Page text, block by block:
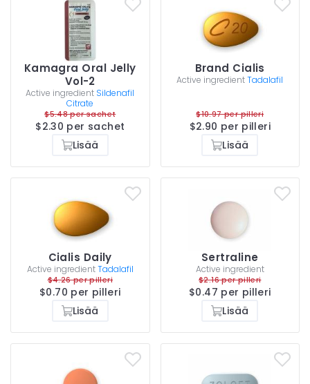
Kamagra Oral Jelly
Vol-2
Active ingredient Sildenafil
Citrate
$5.48 per sachet
$2.30 per sachet
Lisää
Brand Cialis
Active ingredientTadalafil
$10.97 per pilleri
$2.90 per pilleri
Lisää
Cialis Daily
Active ingredientTadalafil
$4.26 per pilleri
$0.70 per pilleri
Lisää
Sertraline
Active ingredient
$2.16 per pilleri
$0.47 per pilleri
Lisää